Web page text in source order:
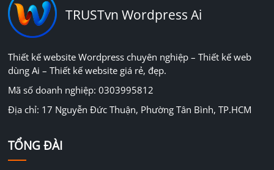
TRUSTvn Wordpress Ai
Thiết kế website Wordpress chuyên nghiệp – Thiết kế web
dùng Ai – Thiết kế website giá rẻ, đẹp.
Mã số doanh nghiệp: 0303995812
Địa chỉ: 17 Nguyễn Đức Thuận, Phường Tân Bình, TP.HCM
TỔNG ĐÀI